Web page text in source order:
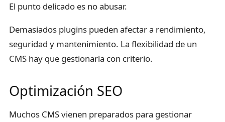
El punto delicado es no abusar.
Demasiados plugins pueden afectar a rendimiento,
seguridad y mantenimiento. La flexibilidad de un
CMS hay que gestionarla con criterio.
Optimización SEO
Muchos CMS vienen preparados para gestionar